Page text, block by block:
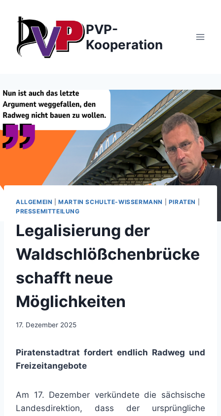
Inhalt
springen
PVP-
Kooperation
ALLGEMEIN |MARTIN SCHULTE-WISSERMANN PIRATEN
PRESSEMITTEILUNG
Legalisierung der
Waldschlößchenbrücke
schafft neue
Möglichkeiten
17. Dezember 2025
Piratenstadtrat fordert endlich Radweg und
Freizeitangebote
Am 17. Dezember verkündete die sächsische
Landesdirektion, dass der ursprüngliche